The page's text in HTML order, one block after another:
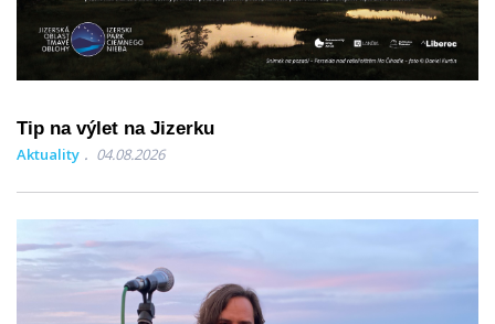
Tip na výlet na Jizerku
Aktuality 04.08.2026